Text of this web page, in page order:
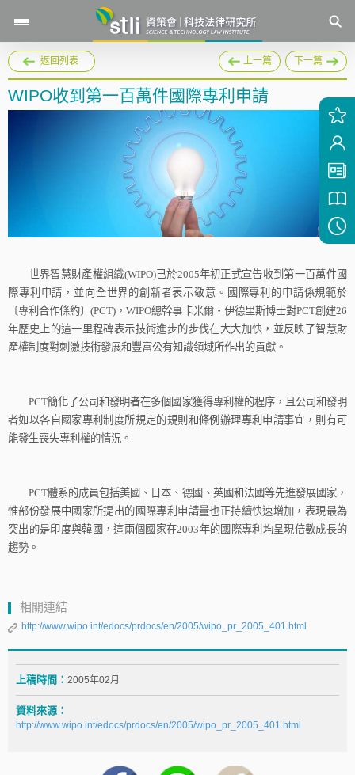
返回列表 上一篇 下一篇
WIPO收到第一百萬件國際專利申請
世界智慧財產權組織(WIPO)已於2005年初正式宣告收到第一百萬件國
際專利申請，並向全世界的創新者表示敬意。國際專利的申請係規範於
〔專利合作條約〕(PCT) ，WIPO總幹事卡米爾‧ 伊德里斯博士對PCT創建26
年歷史上的這一里程碑表示技術進步的步伐在大大加快，並反映了智慧財
產權制度對刺激技術發展和豐富公有知識領域所作出的貢獻。
PCT簡化了公司和發明者在多個國家獲得專利權的程序，且公司和發明
者如以各自國家專利制度所規定的規則和條例辦理專利申請事宜，則有可
能發生喪失專利權的情況。
PCT體系的成員包括美國、日本、德國、英國和法國等先進發展國家，
惟部份發展中國家所提出的國際專利申請量也正持續快速增加，表現最為
突出的是印度與韓國，這兩個國家在2003年的國際專利均呈現倍數成長的
趨勢。
相關連結
http://www.wipo.int/edocs/prdocs/en/2005/wipo_pr_2005_401.html
上稿時間： 2005年02月
資料來源：
http://www.wipo.int/edocs/prdocs/en/2005/wipo_pr_2005_401.html